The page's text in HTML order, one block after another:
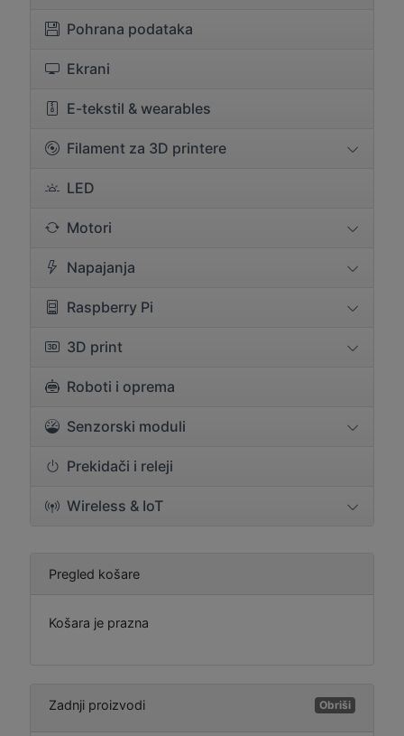
Pohrana podataka
Ekrani
E-tekstil & wearables
Filament za 3D printere
LED
Motori
Napajanja
Raspberry Pi
3D print
Roboti i oprema
Senzorski moduli
Prekidači i releji
Wireless & IoT
Pregled košare
Košara je prazna
Zadnji proizvodi Obriši